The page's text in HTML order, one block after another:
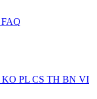
FAQ
KO PL CS TH BN VI